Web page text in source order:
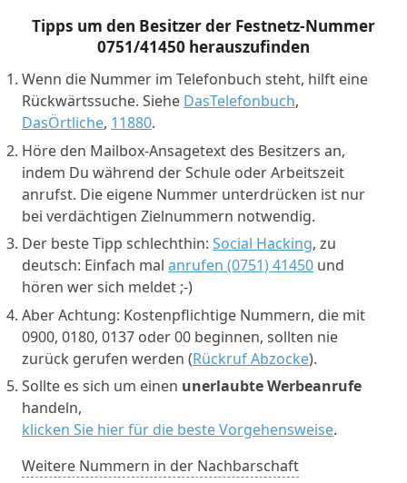
Tipps um den Besitzer der Festnetz-Nummer
0751/41450 herauszufinden
Wenn die Nummer im Telefonbuch steht, hilft eine
Rückwärtssuche. Siehe DasTelefonbuch,
DasÖrtliche, 11880.
Höre den Mailbox-Ansagetext des Besitzers an,
indem Du während der Schule oder Arbeitszeit
anrufst. Die eigene Nummer unterdrücken ist nur
bei verdächtigen Zielnummern notwendig.
Der beste Tipp schlechthin: Social Hacking, zu
deutsch: Einfach mal anrufen (0751) 41450 und
hören wer sich meldet ;-)
Aber Achtung: Kostenpflichtige Nummern, die mit
0900, 0180, 0137 oder 00 beginnen, sollten nie
zurück gerufen werden (Rückruf Abzocke).
Sollte es sich um einen unerlaubte Werbeanrufe
handeln,
klicken Sie hier für die beste Vorgehensweise.
Weitere Nummern in der Nachbarschaft